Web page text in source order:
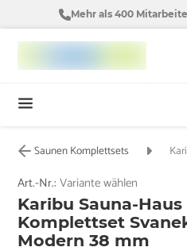
Mehr als 400
Saunen Komplettsets
Art.-Nr.:Variante wählen
Karibu Sauna-Haus
Komplettset
Modern 38 mm